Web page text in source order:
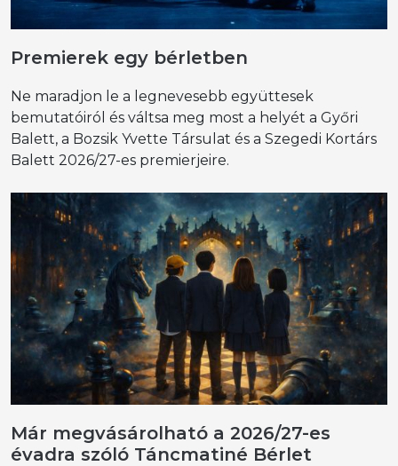
Premierek egy bérletben
Ne maradjon le a legnevesebb együttesek
bemutatóiról és váltsa meg most a helyét a Győri
Balett, a Bozsik Yvette Társulat és a Szegedi Kortárs
Balett 2026/27-es premierjeire.
Már megvásárolható a 2026/27-es
évadra szóló Táncmatiné Bérlet